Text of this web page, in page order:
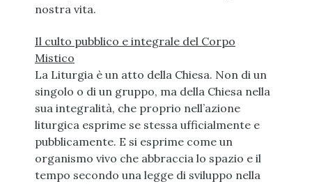
nostra vita.
Il culto pubblico e integrale del Corpo
Mistico
La Liturgia è un atto della Chiesa. Non di un
singolo o di un gruppo, ma della Chiesa nella
sua integralità, che proprio nell’azione
liturgica esprime se stessa ufficialmente e
pubblicamente. E si esprime come un
organismo vivo che abbraccia lo spazio e il
tempo secondo una legge di sviluppo nella